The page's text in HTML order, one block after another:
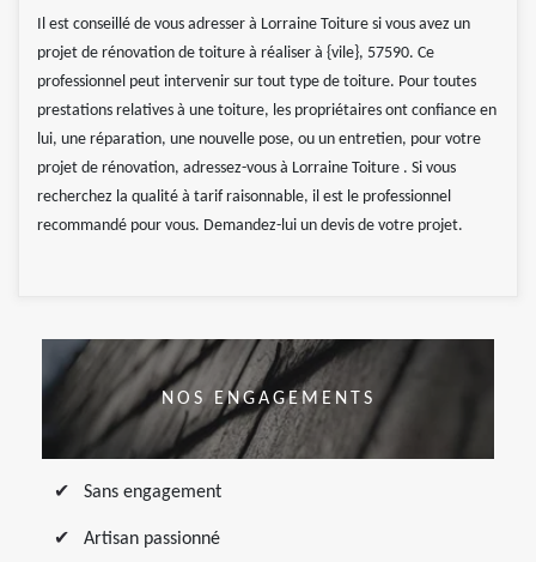
Il est conseillé de vous adresser à Lorraine Toiture si vous avez un
projet de rénovation de toiture à réaliser à {vile}, 57590. Ce
professionnel peut intervenir sur tout type de toiture. Pour toutes
prestations relatives à une toiture, les propriétaires ont confiance en
lui, une réparation, une nouvelle pose, ou un entretien, pour votre
projet de rénovation, adressez-vous à Lorraine Toiture . Si vous
recherchez la qualité à tarif raisonnable, il est le professionnel
recommandé pour vous. Demandez-lui un devis de votre projet.
NOS ENGAGEMENTS
Sans engagement
Artisan passionné